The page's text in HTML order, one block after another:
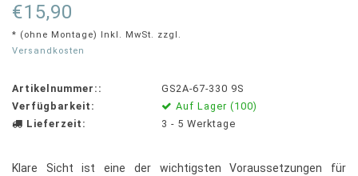
€15,90
* (ohne Montage) Inkl. MwSt. zzgl.
Versandkosten
Artikelnummer::
GS2A-67-330 9S
Verfügbarkeit:
Auf Lager (100)
Lieferzeit:
3 - 5 Werktage
Klare Sicht ist eine der wichtigsten Voraussetzungen für